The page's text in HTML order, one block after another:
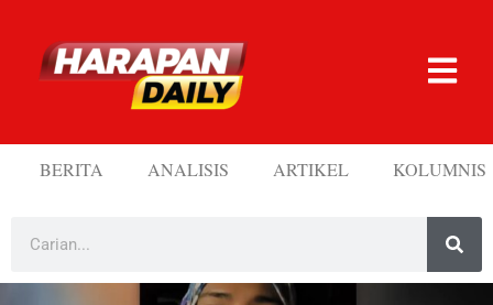
BERITA ANALISIS ARTIKEL KOLUMNIS